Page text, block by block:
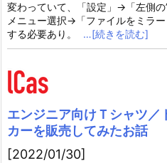
変わっていて、「設定」→「左側の
メニュー選択→「ファイルをミラ
する必要あり。
…[続きを読む]
エンジニア向けＴシャツ／
カーを販売してみたお話
[2022/01/30]